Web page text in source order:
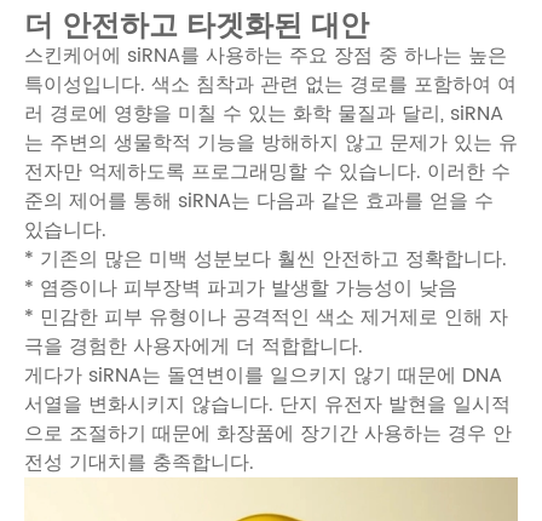
더 안전하고 타겟화된 대안
스킨케어에 siRNA를 사용하는 주요 장점 중 하나는 높은
특이성입니다. 색소 침착과 관련 없는 경로를 포함하여 여
러 경로에 영향을 미칠 수 있는 화학 물질과 달리, siRNA
는 주변의 생물학적 기능을 방해하지 않고 문제가 있는 유
전자만 억제하도록 프로그래밍할 수 있습니다. 이러한 수
준의 제어를 통해 siRNA는 다음과 같은 효과를 얻을 수
있습니다.
* 기존의 많은 미백 성분보다 훨씬 안전하고 정확합니다.
* 염증이나 피부장벽 파괴가 발생할 가능성이 낮음
* 민감한 피부 유형이나 공격적인 색소 제거제로 인해 자
극을 경험한 사용자에게 더 적합합니다.
게다가 siRNA는 돌연변이를 일으키지 않기 때문에 DNA
서열을 변화시키지 않습니다. 단지 유전자 발현을 일시적
으로 조절하기 때문에 화장품에 장기간 사용하는 경우 안
전성 기대치를 충족합니다.